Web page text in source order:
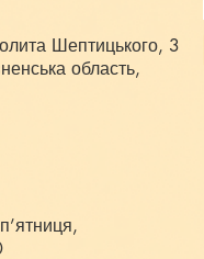
Шептицького, 3
область,